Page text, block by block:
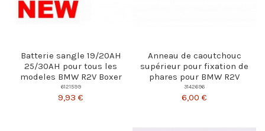
Batterie sangle 19/20AH
25/30AH pour tous les
modeles BMW R2V Boxer
6121599
9,93 €
Anneau de caoutchouc
supérieur pour fixation de
phares pour BMW R2V
3142696
6,00 €